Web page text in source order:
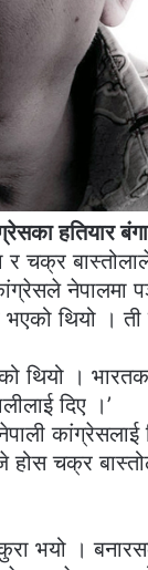
हतियार
र चक्र
नेपालमा
थियो । ती
थियो ।
दिए ।’
कांग्रेसलाई
होस चक्र
भयो ।